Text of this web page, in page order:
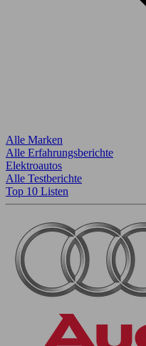
Alle Marken
Alle Erfahrungsberichte
Elektroautos
Alle Testberichte
Top 10 Listen